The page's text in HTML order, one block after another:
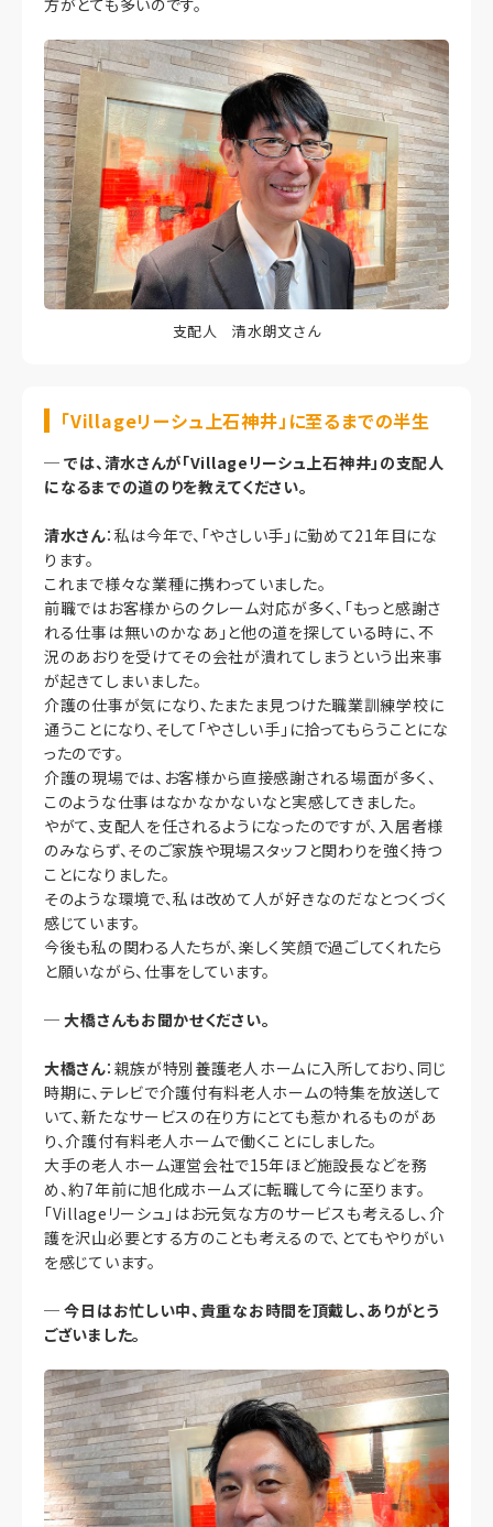
支配人 清水朗文さん
「Villageリーシュ上石神井」に至るまでの半生
─では、清水さんが「Villageリーシュ上石神井」の支配人
になるまでの道のりを教えてください。
清水さん：私は今年で、「やさしい手」に勤めて21年目にな
ります。
これまで様々な業種に携わっていました。
前職ではお客様からのクレーム対応が多く、「もっと感謝さ
れる仕事は無いのかなあ」と他の道を探している時に、不
況のあおりを受けてその会社が潰れてしまうという出来事
が起きてしまいました。
介護の仕事が気になり、たまたま見つけた職業訓練学校に
通うことになり、そして「やさしい手」に拾ってもらうことにな
ったのです。
介護の現場では、お客様から直接感謝される場面が多く、
このような仕事はなかなかないなと実感してきました。
やがて、支配人を任されるようになったのですが、入居者様
のみならず、そのご家族や現場スタッフと関わりを強く持つ
ことになりました。
そのような環境で、私は改めて人が好きなのだなとつくづく
感じています。
今後も私の関わる人たちが、楽しく笑顔で過ごしてくれたら
と願いながら、仕事をしています。
─大橋さんもお聞かせください。
大橋さん：親族が特別養護老人ホームに入所しており、同じ
時期に、テレビで介護付有料老人ホームの特集を放送して
いて、新たなサービスの在り方にとても惹かれるものがあ
り、介護付有料老人ホームで働くことにしました。
大手の老人ホーム運営会社で15年ほど施設長などを務
め、約7年前に旭化成ホームズに転職して今に至ります。
「Villageリーシュ」はお元気な方のサービスも考えるし、介
護を沢山必要とする方のことも考えるので、とてもやりがい
を感じています。
─今日はお忙しい中、貴重なお時間を頂戴し、ありがとう
ございました。